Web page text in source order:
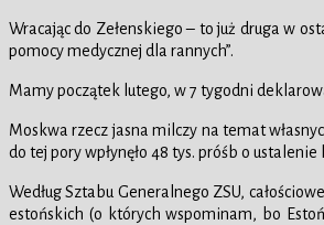
Wracając do Zełenskiego – to już druga w
pomocy medycznej dla rannych”.
Mamy początek lutego, w 7 tygodni
Moskwa rzecz jasna milczy na temat
do tej pory wpłynęło 48 tys. próśb o
Według Sztabu Generalnego ZSU,
estońskich (o których wspominam, bo